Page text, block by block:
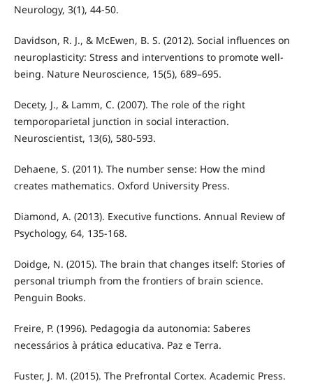
Neurology, 3(1), 44-50.
Davidson, R. J., & McEwen, B. S. (2012). Social influences on
neuroplasticity: Stress and interventions to promote well-
being. Nature Neuroscience, 15(5), 689–695.
Decety, J., & Lamm, C. (2007). The role of the right
temporoparietal junction in social interaction.
Neuroscientist, 13(6), 580-593.
Dehaene, S. (2011). The number sense: How the mind
creates mathematics. Oxford University Press.
Diamond, A. (2013). Executive functions. Annual Review of
Psychology, 64, 135-168.
Doidge, N. (2015). The brain that changes itself: Stories of
personal triumph from the frontiers of brain science.
Penguin Books.
Freire, P. (1996). Pedagogia da autonomia: Saberes
necessários à prática educativa. Paz e Terra.
Fuster, J. M. (2015). The Prefrontal Cortex. Academic Press.